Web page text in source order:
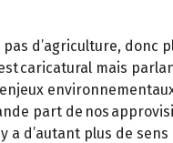
pas d’agriculture, donc
caricatural mais
part de nos
a d’autant plus de sens